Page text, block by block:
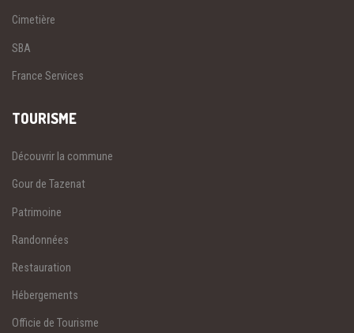
Cimetière
SBA
France Services
TOURISME
Découvrir la commune
Gour de Tazenat
Patrimoine
Randonnées
Restauration
Hébergements
Officie de Tourisme